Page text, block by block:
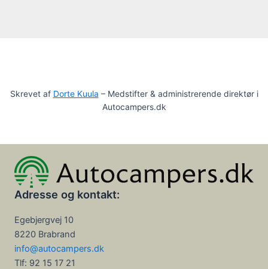
Skrevet af Dorte Kuula – Medstifter & administrerende direktør i
Autocampers.dk
Adresse og kontakt:
Egebjergvej 10
8220 Brabrand
info@autocampers.dk
Tlf: 92 15 17 21